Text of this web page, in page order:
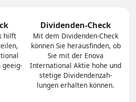
hilft
geeig­
Dividenden-Check
Mit dem Divi­den­den-Check
können Sie heraus­finden, ob
Sie mit der Enova
International Aktie hohe und
stetige Divi­den­den­zah­
lungen er­hal­ten können.